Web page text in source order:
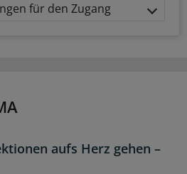
für den Zugang
aufs Herz gehen –